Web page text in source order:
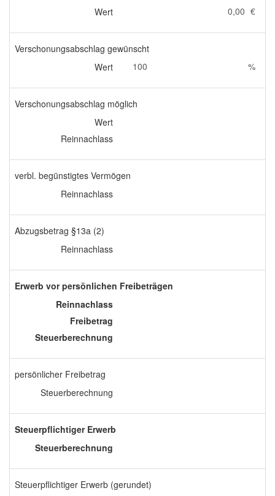
Wert
0,00 €
Verschonungsabschlag gewünscht
Wert
100 %
Verschonungsabschlag möglich
Wert
Reinnachlass
verbl. begünstigtes Vermögen
Reinnachlass
Abzugsbetrag §13a (2)
Reinnachlass
Erwerb vor persönlichen Freibeträgen
Reinnachlass
Freibetrag
Steuerberechnung
persönlicher Freibetrag
Steuerberechnung
Steuerpflichtiger Erwerb
Steuerberechnung
Steuerpflichtiger Erwerb (gerundet)